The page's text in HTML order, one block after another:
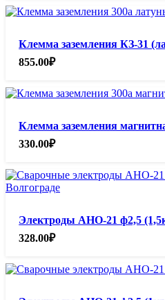
Клемма заземления КЗ-31
855.00₽
Клемма заземления
330.00₽
Электроды АНО-21 ф2,5
328.00₽